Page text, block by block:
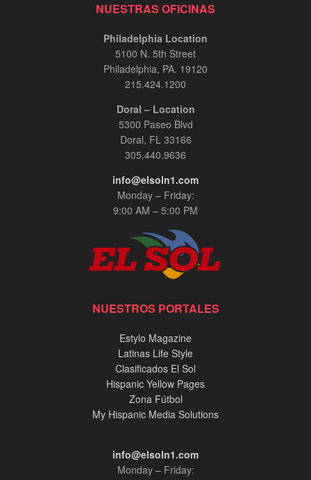
NUESTRAS OFICINAS
Philadelphia Location
5100 N. 5th Street
Philadelphia, PA. 19120
215.424.1200
Doral – Location
5300 Paseo Blvd
Doral, FL 33166
305.440.9636
info@elsoln1.com
Monday – Friday:
9:00 AM – 5:00 PM
NUESTROS PORTALES
Estylo Magazine
Latinas Life Style
Clasificados El Sol
Hispanic Yellow Pages
Zona Fútbol
My Hispanic Media Solutions
info@elsoln1.com
Monday – Friday: